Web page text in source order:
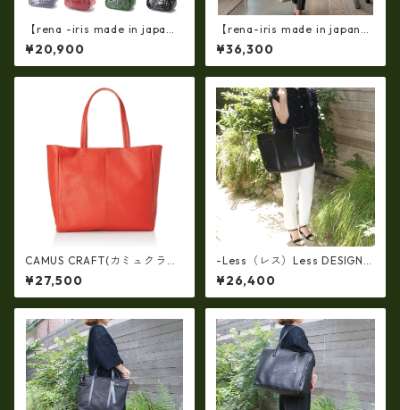
【rena -iris made in japa
n】【日本製】(限定品)牛革製
品・エナメルクロコ☆ガマ口
バッグ(軽量430ｇ）ir-662-al
¥20,900
【rena-iris made in japan】
【国産品】ソフトシュリンク
革ショルダートートバッグ
（イタリアンレザー）ri-5153
ザー使用, ショルダー対応, ト
ートバッグ、バケツ、牛革、
収納、プレゼント
¥36,300
CAMUS CRAFT(カミュクラフ
ト) ビジネスバッグ トートバ
ッグ 日本製 撥水 軽量 ユニセ
ックス cc-2703
¥27,500
-Less（レス）Less DESIGN
(レスデザイン)Scarred Textu
re（牛革）斜め掛け＆多機能
トート（L/SIZE） LMSB-0514
¥26,400